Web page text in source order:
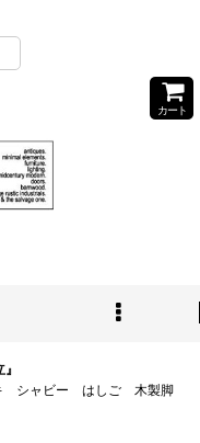
カート
シャビー はしご 木製脚